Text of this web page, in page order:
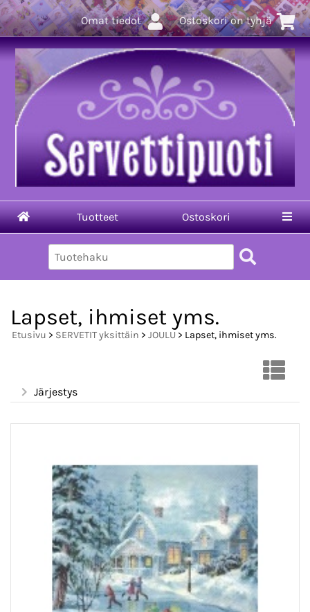
Omat tiedot Ostoskori on tyhjä
Tuotteet Ostoskori
Lapset, ihmiset yms.
Etusivu > SERVETIT yksittäin > JOULU > Lapset, ihmiset yms.
Järjestys